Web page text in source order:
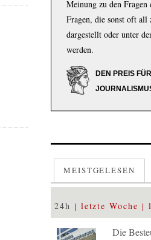
Meinung zu den
Fragen, die sonst oft all
dargestellt oder unter
werden.
DEN PREIS
MEISTGELESEN
24h letzte Woche
Die